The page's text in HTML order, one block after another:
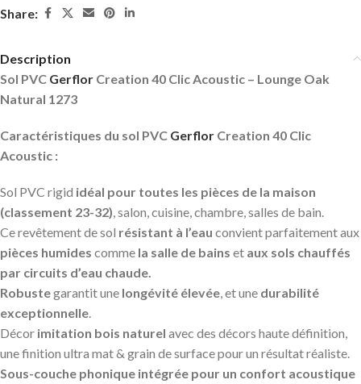
Share:
Description
Sol PVC Gerflor Creation 40 Clic Acoustic – Lounge Oak
Natural 1273
Caractéristiques du sol PVC Gerflor Creation 40 Clic
Acoustic :
Sol PVC rigid idéal pour toutes les pièces de la maison
(classement 23-32), salon, cuisine, chambre, salles de bain.
Ce revêtement de sol résistant à l’eau convient parfaitement aux
pièces humides comme la salle de bains et aux sols chauffés
par circuits d’eau chaude.
Robustegarantit une longévité élevée, et une durabilité
exceptionnelle.
Décor imitation bois naturel avec des décors haute définition,
une finition ultra mat & grain de surface pour un résultat réaliste.
Sous-couche phonique intégrée pour un confort acoustique